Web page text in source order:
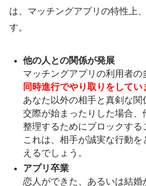
は、マッチングアプリの特性上
す。
他の人との関係が発展
マッチングアプリの利用者の
同時進行でやり取りをしてい
あなた以外の相手と真剣な関
交際が始まったりした場合、
整理するためにブロックする
これは、相手が誠実な行動
えるでしょう。
アプリ卒業
恋人ができた、あるいは結婚